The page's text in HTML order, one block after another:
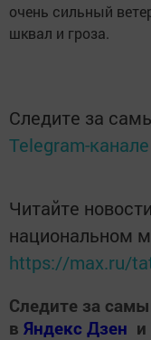
очень сильный
шквал и гроза.
Следите за
Telegram-канале
Читайте
национальном
https://max.ru/
Следите за
в Яндекс Дзен и